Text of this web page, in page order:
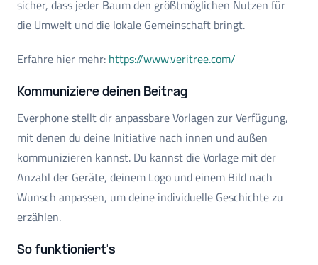
sicher, dass jeder Baum den größtmöglichen Nutzen für
die Umwelt und die lokale Gemeinschaft bringt.
Erfahre hier mehr: https://www.veritree.com/
Kommuniziere deinen Beitrag
Everphone stellt dir anpassbare Vorlagen zur Verfügung,
mit denen du deine Initiative nach innen und außen
kommunizieren kannst. Du kannst die Vorlage mit der
Anzahl der Geräte, deinem Logo und einem Bild nach
Wunsch anpassen, um deine individuelle Geschichte zu
erzählen.
So funktioniert's